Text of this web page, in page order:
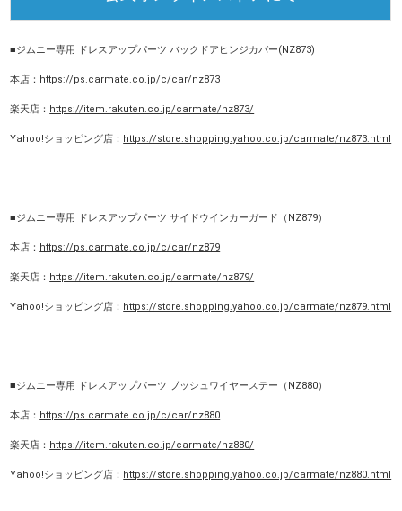
■ジムニー専用 ドレスアップパーツ バックドアヒンジカバー(NZ873)
本店： https://ps.carmate.co.jp/c/car/nz873
楽天店： https://item.rakuten.co.jp/carmate/nz873/
Yahoo!ショッピング店： https://store.shopping.yahoo.co.jp/carmate/nz873.html
■ジムニー専用 ドレスアップパーツ サイドウインカーガード（NZ879）
本店： https://ps.carmate.co.jp/c/car/nz879
楽天店： https://item.rakuten.co.jp/carmate/nz879/
Yahoo!ショッピング店： https://store.shopping.yahoo.co.jp/carmate/nz879.html
■ジムニー専用 ドレスアップパーツ ブッシュワイヤーステー（NZ880）
本店： https://ps.carmate.co.jp/c/car/nz880
楽天店： https://item.rakuten.co.jp/carmate/nz880/
Yahoo!ショッピング店： https://store.shopping.yahoo.co.jp/carmate/nz880.html